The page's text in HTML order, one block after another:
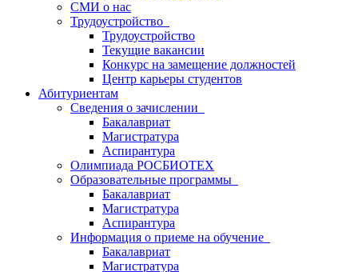
СМИ о нас
Трудоустройство
Трудоустройство
Текущие вакансии
Конкурс на замещение должностей
Центр карьеры студентов
Абитуриентам
Сведения о зачислении
Бакалавриат
Магистратура
Аспирантура
Олимпиада РОСБИОТЕХ
Образовательные программы
Бакалавриат
Магистратура
Аспирантура
Информация о приеме на обучение
Бакалавриат
Магистратура